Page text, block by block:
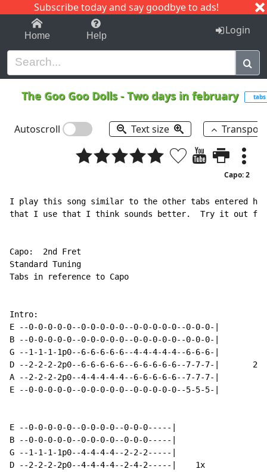
Subscribe today and say goodbye to ads!
1-9 C I J
Home Help Login
The Goo Goo Dolls-Two days in february tabs
Autoscroll Text size
Capo: 2
I play this song similar to the other tabs entered
that I use that I think sounds better.  Try it out for
Capo:  2nd Fret
Standard Tuning
Tabs in reference to Capo
Intro:
E --0-0-0-0-0--0-0-0-0-0--0-0-0-0-0--0-0-0-|
B --0-0-0-0-0--0-0-0-0-0--0-0-0-0-0--0-0-0-|
G --1-1-1-1p0--6-6-6-6-6--4-4-4-4-4--6-6-6-|
D --2-2-2-2p0--6-6-6-6-6--6-6-6-6-6--7-7-7-|       2x
A --2-2-2-2p0--4-4-4-4-4--6-6-6-6-6--7-7-7-|
E --0-0-0-0-0--0-0-0-0-0--0-0-0-0-0--5-5-5-|
E --0-0-0-0-0--0-0-0-0--0-0-0-----|
B --0-0-0-0-0--0-0-0-0--0-0-0-----|
G --1-1-1-1p0--4-4-4-4--2-2-2-----|
D --2-2-2-2p0--4-4-4-4--2-4-2-----|    1x